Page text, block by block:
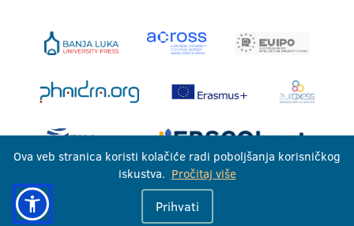
Univerzitet u Banjoj Luci © 2026
Ova veb stranica koristi kolačiće radi poboljšanja korisničkog
iskustva. Pročitaj više
Prihvati